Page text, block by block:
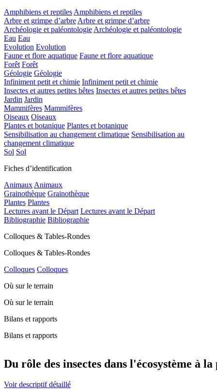
Amphibiens et reptiles Amphibiens et reptiles
Arbre et grimpe d’arbre Arbre et grimpe d’arbre
Archéologie et paléontologie Archéologie et paléontologie
Eau Eau
Evolution Evolution
Faune et flore aquatique Faune et flore aquatique
Forêt Forêt
Géologie Géologie
Infiniment petit et chimie Infiniment petit et chimie
Insectes et autres petites bêtes Insectes et autres petites bêtes
Jardin Jardin
Mammifères Mammifères
Oiseaux Oiseaux
Plantes et botanique Plantes et botanique
Sensibilisation au changement climatique Sensibilisation au
changement climatique
Sol Sol
Fiches d’identification
Animaux Animaux
Grainothèque Grainothèque
Plantes Plantes
Lectures avant le Départ Lectures avant le Départ
Bibliographie Bibliographie
Colloques & Tables-Rondes
Colloques & Tables-Rondes
Colloques Colloques
Où sur le terrain
Où sur le terrain
Bilans et rapports
Bilans et rapports
Du rôle des insectes dans l'écosystème à la
Voir descriptif détaillé